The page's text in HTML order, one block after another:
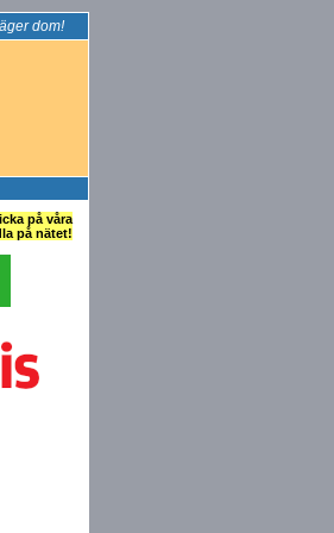
dom!
på våra
på nätet!